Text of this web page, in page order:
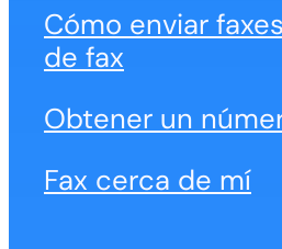
Cómo enviar
de fax
Obtener un
Fax cerca de mí